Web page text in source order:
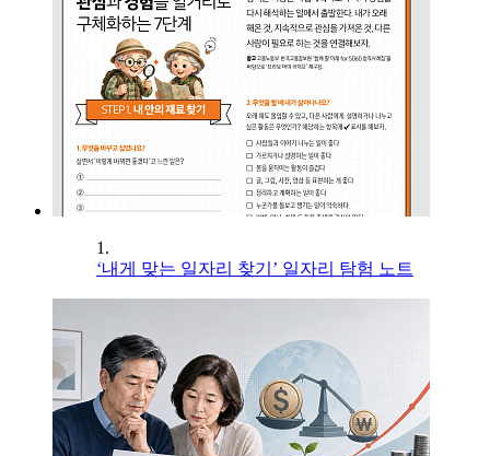
1.
‘내게 맞는 일자리 찾기’ 일자리 탐험 노트